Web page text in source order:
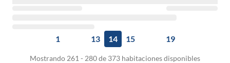
1 13 14 15 19
Mostrando 261 - 280 de 373 habitaciones disponibles